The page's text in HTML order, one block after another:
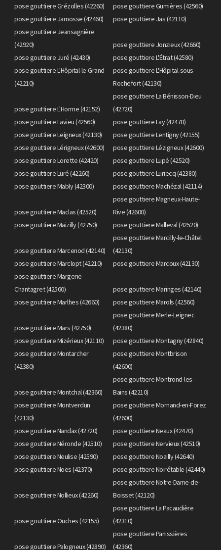
pose gouttiere Grézolles (42260)
pose gouttiere Gumières (42560)
pose gouttiere Jarnosse (42460)
pose gouttiere Jas (42110)
pose gouttiere Jeansagnière
(42920)
pose gouttiere Jonzieux (42660)
pose gouttiere Juré (42430)
pose gouttiere L'Étrat (42580)
pose gouttiere L'Hôpital-le-Grand
(42210)
pose gouttiere L'Hôpital-sous-
Rochefort (42130)
pose gouttiere L'Horme (42152)
pose gouttiere La Bénisson-Dieu
(42720)
pose gouttiere Lavieu (42560)
pose gouttiere Lay (42470)
pose gouttiere Leigneux (42130)
pose gouttiere Lentigny (42155)
pose gouttiere Lérigneux (42600)
pose gouttiere Lézigneux (42600)
pose gouttiere Lorette (42420)
pose gouttiere Lupé (42520)
pose gouttiere Luré (42260)
pose gouttiere Luriecq (42380)
pose gouttiere Mably (42300)
pose gouttiere Machézal (42114)
pose gouttiere Maclas (42520)
pose gouttiere Magneux-Haute-
Rive (42600)
pose gouttiere Maizilly (42750)
pose gouttiere Malleval (42520)
pose gouttiere Marcenod (42140)
pose gouttiere Marcilly-le-Châtel
(42130)
pose gouttiere Marclopt (42210)
pose gouttiere Marcoux (42130)
pose gouttiere Margerie-
Chantagret (42560)
pose gouttiere Maringes (42140)
pose gouttiere Marlhes (42660)
pose gouttiere Marols (42560)
pose gouttiere Mars (42750)
pose gouttiere Merle-Leignec
(42380)
pose gouttiere Mizérieux (42110)
pose gouttiere Montagny (42840)
pose gouttiere Montarcher
(42380)
pose gouttiere Montbrison
(42600)
pose gouttiere Montchal (42360)
pose gouttiere Montrond-les-
Bains (42210)
pose gouttiere Montverdun
(42130)
pose gouttiere Mornand-en-Forez
(42600)
pose gouttiere Nandax (42720)
pose gouttiere Neaux (42470)
pose gouttiere Néronde (42510)
pose gouttiere Nervieux (42510)
pose gouttiere Neulise (42590)
pose gouttiere Noailly (42640)
pose gouttiere Noës (42370)
pose gouttiere Noirétable (42440)
pose gouttiere Nollieux (42260)
pose gouttiere Notre-Dame-de-
Boisset (42120)
pose gouttiere Ouches (42155)
pose gouttiere La Pacaudière
(42310)
pose gouttiere Palogneux (42890)
pose gouttiere Panissières
(42360)